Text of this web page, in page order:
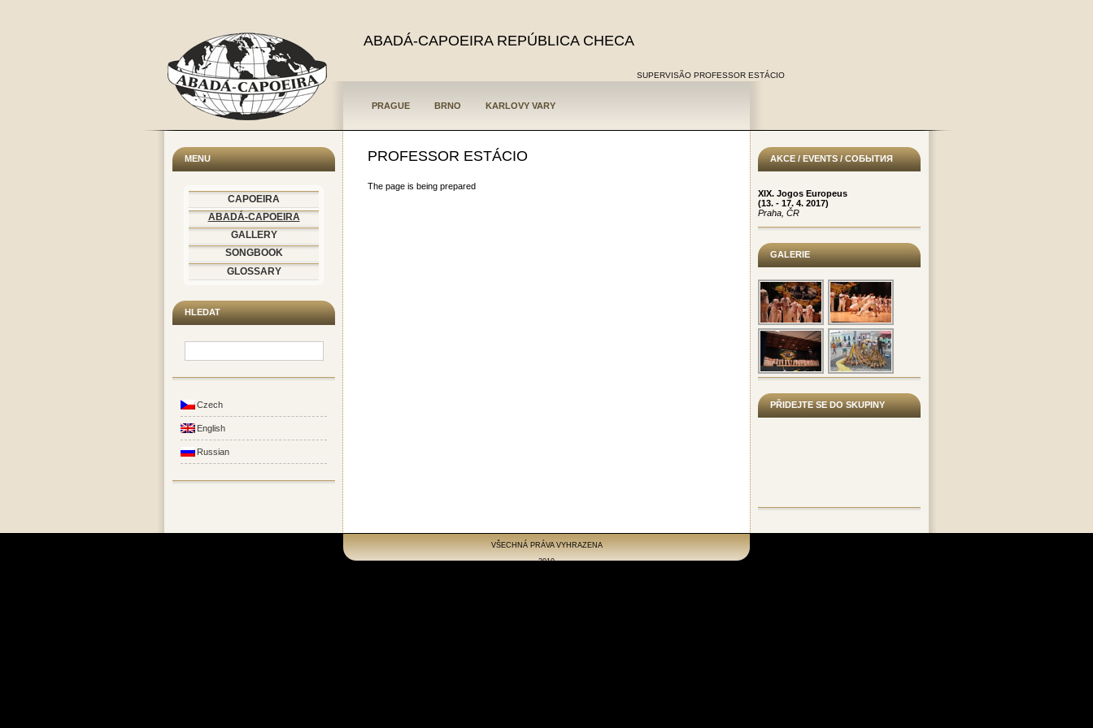
ABADÁ-CAPOEIRA REPÚBLICA CHECA
SUPERVISÃO PROFESSOR ESTÁCIO
PRAGUE BRNO KARLOVY VARY
MENU
CAPOEIRA
ABADÁ-CAPOEIRA
GALLERY
SONGBOOK
GLOSSARY
HLEDAT
Czech
English
Russian
PROFESSOR ESTÁCIO
The page is being prepared
AKCE / EVENTS / СОБЫТИЯ
XIX. Jogos Europeus
(13. - 17. 4. 2017)
Praha, ČR
GALERIE
PŘIDEJTE SE DO SKUPINY
VŠECHNÁ PRÁVA VYHRAZENA
2010